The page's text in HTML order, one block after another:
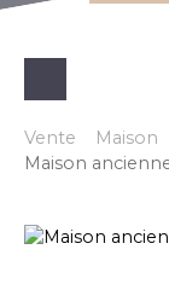
Vente Maison
Maison